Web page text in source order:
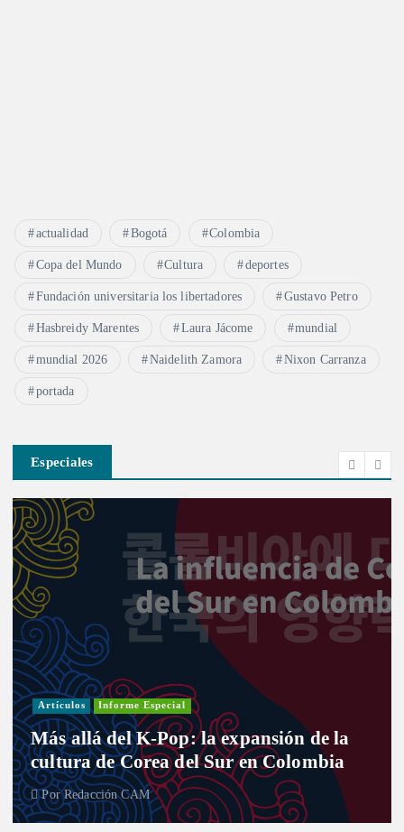
actualidad Bogotá Colombia
Copa del Mundo Cultura deportes
Fundación universitaria los libertadores Gustavo Petro
Hasbreidy Marentes Laura Jácome mundial
mundial 2026 Naidelith Zamora Nixon Carranza
portada
Especiales
Artículos Informe Especial
Más allá del K-Pop: la expansión de la
cultura de Corea del Sur en Colombia
PorRedacción CAM